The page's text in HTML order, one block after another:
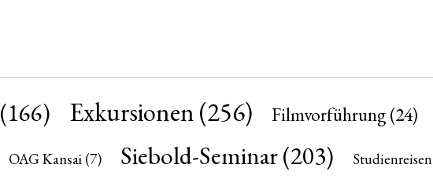
(166) Exkursionen(256) Filmvorführung(24)
OAG Kansai (7) Siebold-Seminar(203) Studienreisen